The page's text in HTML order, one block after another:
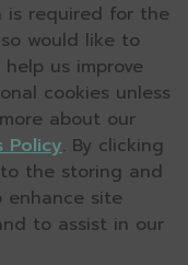
is required for the
would like to
us improve
cookies unless
about our
Policy. By clicking
to the storing and
enhance site
to assist in our